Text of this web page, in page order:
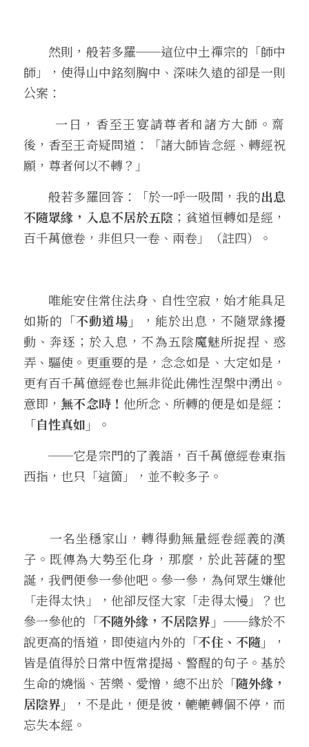
然則，般若多羅──這位中土禪宗的「師中
師」，使得山中銘刻胸中、深味久遠的卻是一則
公案：
後，香至王奇疑問道：「諸大師皆念經、轉經祝
願，尊者何以不轉？」
般若多羅回答：「於一呼一吸間，我的出息
不隨眾緣，入息不居於五陰 ；貧道恒轉如是經，
百千萬億卷，非但只一卷、兩卷」（註四）。
唯能安住常住法身、自性空寂，始才能具足
如斯的 「不動道場」
，能於出息，不隨眾緣擾
動、奔逐；於入息，不為五陰魔魅所捉捏、惑
弄、驅使。更重要的是，念念如是、大定如是，
更有百千萬億經卷也無非從此佛性涅槃中湧出。
意即， 無不念時！ 他所念、所轉的便是如是經：
「自性真如」
。
──它是宗門的了義語，百千萬億經卷東指
西指，也只「這箇」，並不較多子。
一名坐穩家山，轉得動無量經卷經義的漢
子。既傳為大勢至化身，那麼，於此菩薩的聖
誕，我們便參一參他吧。參一參，為何眾生嫌他
「走得太快」，他卻反怪大家「走得太慢」？也
參一參他的 「不隨外緣，不居陰界」 ──緣於不
說更高的悟道，即使這內外的 「不住、不隨」
，
皆是值得於日常中恆常提揭、警醒的句子。基於
生命的燒惱、苦樂、愛憎，總不出於「隨外緣，
居陰界」
，不是此，便是彼，轆轆轉個不停，而
忘失本經。